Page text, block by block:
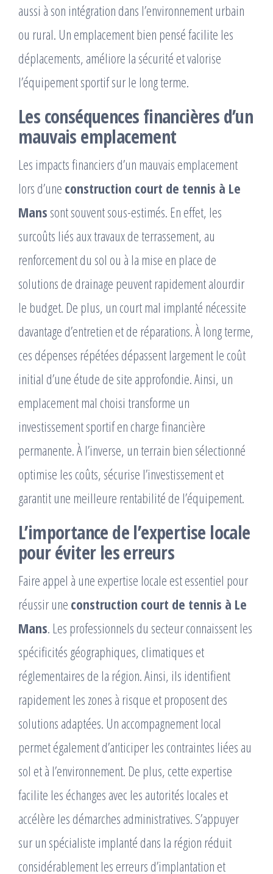
aussi à son intégration dans l’environnement urbain
ou rural. Un emplacement bien pensé facilite les
déplacements, améliore la sécurité et valorise
l’équipement sportif sur le long terme.
Les conséquences financières d’un
mauvais emplacement
Les impacts financiers d’un mauvais emplacement
lors d’une construction court de tennis à Le
Mans sont souvent sous-estimés. En effet, les
surcoûts liés aux travaux de terrassement, au
renforcement du sol ou à la mise en place de
solutions de drainage peuvent rapidement alourdir
le budget. De plus, un court mal implanté nécessite
davantage d’entretien et de réparations. À long terme,
ces dépenses répétées dépassent largement le coût
initial d’une étude de site approfondie. Ainsi, un
emplacement mal choisi transforme un
investissement sportif en charge financière
permanente. À l’inverse, un terrain bien sélectionné
optimise les coûts, sécurise l’investissement et
garantit une meilleure rentabilité de l’équipement.
L’importance de l’expertise locale
pour éviter les erreurs
Faire appel à une expertise locale est essentiel pour
réussir une construction court de tennis à Le
Mans. Les professionnels du secteur connaissent les
spécificités géographiques, climatiques et
réglementaires de la région. Ainsi, ils identifient
rapidement les zones à risque et proposent des
solutions adaptées. Un accompagnement local
permet également d’anticiper les contraintes liées au
sol et à l’environnement. De plus, cette expertise
facilite les échanges avec les autorités locales et
accélère les démarches administratives. S’appuyer
sur un spécialiste implanté dans la région réduit
considérablement les erreurs d’implantation et